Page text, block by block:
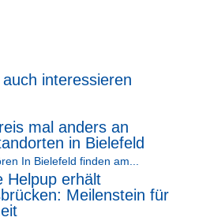
interessieren
mal anders an
in Bielefeld
In Bielefeld finden am...
Helpup erhält
Meilenstein für